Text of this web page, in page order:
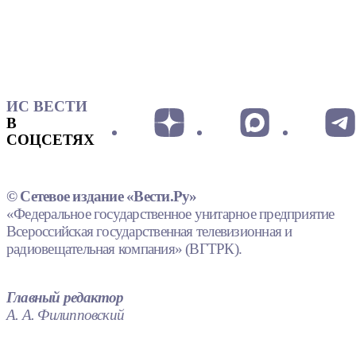
ИС ВЕСТИ
В
СОЦСЕТЯХ
© Сетевое издание «Вести.Ру»
«Федеральное государственное унитарное предприятие
Всероссийская государственная телевизионная и
радиовещательная компания» (ВГТРК).
Главный редактор
А. А. Филипповский